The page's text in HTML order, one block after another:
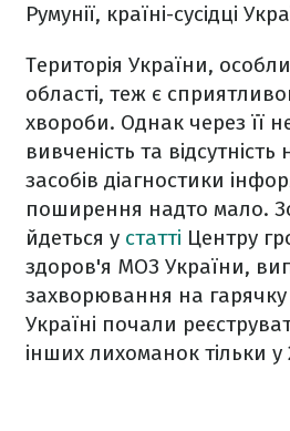
Румунії, країні-сусідці
Територія України,
області, теж є
хвороби. Однак через її
вивченість та відсутність
засобів діагностики
поширення надто мало.
йдеться у статті Центру
здоров'я МОЗ України,
захворювання на гарячку
Україні почали
інших лихоманок тільки у